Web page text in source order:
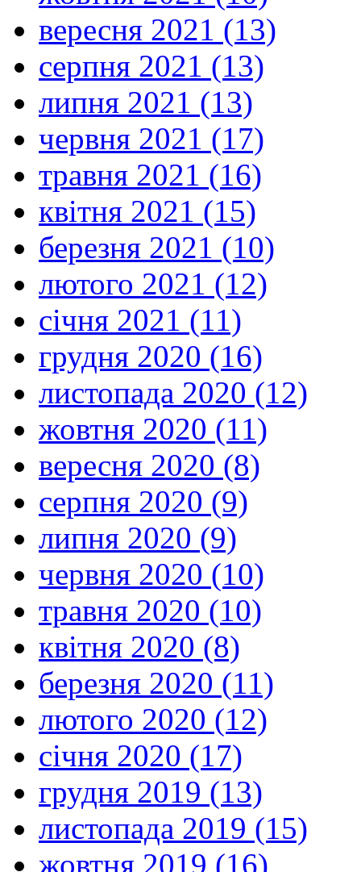
вересня 2021 (13)
серпня 2021 (13)
липня 2021 (13)
червня 2021 (17)
травня 2021 (16)
квітня 2021 (15)
березня 2021 (10)
лютого 2021 (12)
січня 2021 (11)
грудня 2020 (16)
листопада 2020 (12)
жовтня 2020 (11)
вересня 2020 (8)
серпня 2020 (9)
липня 2020 (9)
червня 2020 (10)
травня 2020 (10)
квітня 2020 (8)
березня 2020 (11)
лютого 2020 (12)
січня 2020 (17)
грудня 2019 (13)
листопада 2019 (15)
жовтня 2019 (16)